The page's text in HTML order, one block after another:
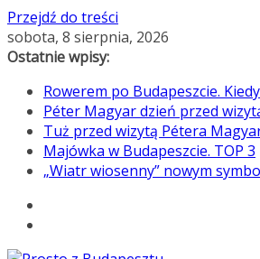
Przejdź do treści
sobota, 8 sierpnia, 2026
Ostatnie wpisy:
Rowerem po Budapeszcie.
Péter Magyar dzień przed
Tuż przed wizytą Pétera
Majówka w Budapeszcie. TOP 3
„Wiatr wiosenny” nowym